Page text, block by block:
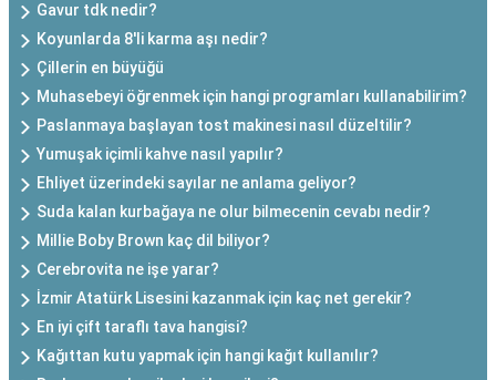
Gavur tdk nedir?
Koyunlarda 8'li karma aşı nedir?
Çillerin en büyüğü
Muhasebeyi öğrenmek için hangi programları kullanabilirim?
Paslanmaya başlayan tost makinesi nasıl düzeltilir?
Yumuşak içimli kahve nasıl yapılır?
Ehliyet üzerindeki sayılar ne anlama geliyor?
Suda kalan kurbağaya ne olur bilmecenin cevabı nedir?
Millie Boby Brown kaç dil biliyor?
Cerebrovita ne işe yarar?
İzmir Atatürk Lisesini kazanmak için kaç net gerekir?
En iyi çift taraflı tava hangisi?
Kağıttan kutu yapmak için hangi kağıt kullanılır?